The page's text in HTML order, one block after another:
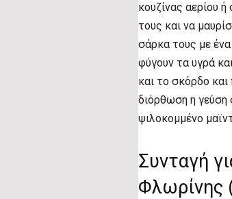
κουζίνας αερίου
τους και να
σάρκα τους με
φύγουν τα υγρά
και το σκόρδο και
διόρθωση η γεύση
ψιλοκομμένο
Συνταγή
Φλωρίνης